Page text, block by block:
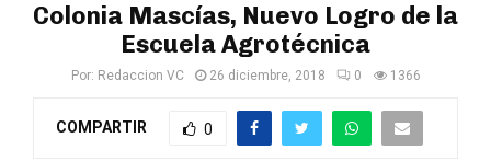
Colonia Mascías, Nuevo Logro de la
Escuela Agrotécnica
Por: Redaccion VC 26 diciembre, 2018 0 1366
COMPARTIR 0